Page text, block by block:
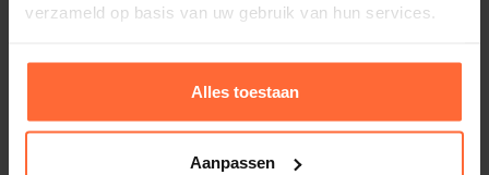
verzameld op basis van uw gebruik van hun services.
Alles toestaan
Aanpassen
Geniet van de luxe van een perfect opgewarmde
voor comfort en welzijn
Merk